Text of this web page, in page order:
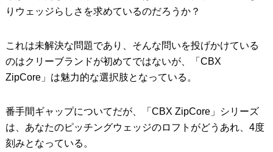
りウェッジらしさを求めているのだろうか？
これは未解決な問題であり、そんな問いを投げかけている
のはクリーブランドが初めてではないが、「CBX
ZipCore」は魅力的な選択肢となっている。
番手間ギャップについてだが、「CBX ZipCore」シリーズ
は、あなたのピッチングウェッジのロフトがどうあれ、4度
刻みとなっている。